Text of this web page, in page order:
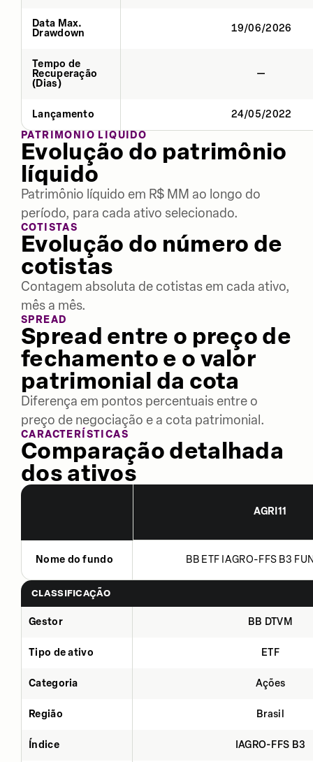
Data Max.
Drawdown
19/06/2026
Tempo de
Recuperação
(Dias)
—
Lançamento
24/05/2022
PATRIMÔNIO LÍQUIDO
Evolução do patrimônio
líquido
Patrimônio líquido em R$ MM ao longo do
período, para cada ativo selecionado.
COTISTAS
Evolução do número de
cotistas
Contagem absoluta de cotistas em cada ativo,
mês a mês.
SPREAD
Spread entre o preço de
fechamento e o valor
patrimonial da cota
Diferença em pontos percentuais entre o
preço de negociação e a cota patrimonial.
CARACTERÍSTICAS
Comparação detalhada
dos ativos
AGRI11
Nome do fundo BB ETF IAGRO-FFS B3
CLASSIFICAÇÃO
Gestor BB DTVM
Tipo de ativo ETF
Categoria Ações
Região Brasil
Índice IAGRO-FFS B3